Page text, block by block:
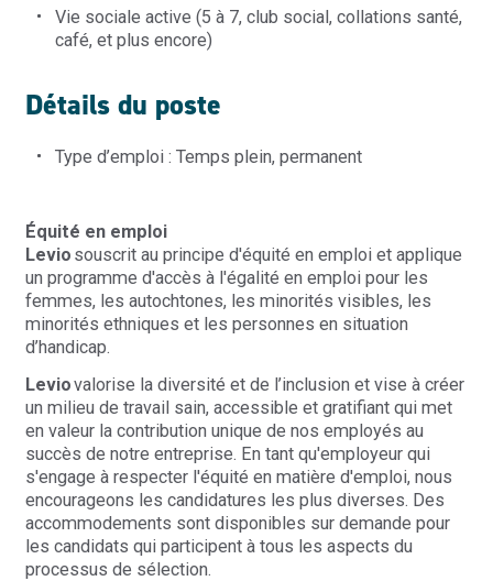
Vie sociale active (5 à 7, club social, collations santé,
café, et plus encore)
Détails du poste
Type d’emploi : Temps plein, permanent
Équité en emploi
Levio souscrit au principe d'équité en emploi et applique
un programme d'accès à l'égalité en emploi pour les
femmes, les autochtones, les minorités visibles, les
minorités ethniques et les personnes en situation
d’handicap.
Leviovalorise la diversité et de l’inclusion et vise à créer
un milieu de travail sain, accessible et gratifiant qui met
en valeur la contribution unique de nos employés au
succès de notre entreprise. En tant qu'employeur qui
s'engage à respecter l'équité en matière d'emploi, nous
encourageons les candidatures les plus diverses. Des
accommodements sont disponibles sur demande pour
les candidats qui participent à tous les aspects du
processus de sélection.